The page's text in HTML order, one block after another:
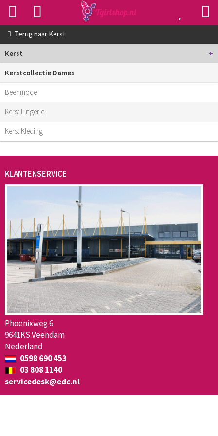
Terug naar Kerst
Kerst +
Kerstcollectie Dames
Beenmode
Kerst Lingerie
Kerst Kleding
KLANTENSERVICE
Phoenixweg 6
9641KS Veendam
Nederland
0598 690 453
03 808 1140
servicedesk@edc.nl